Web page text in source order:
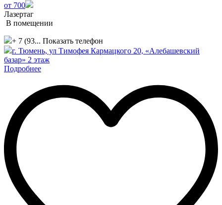
от 700
Лазертаг
В помещении
+ 7 (93... Показать телефон
г. Тюмень, ул Тимофея Кармацкого 20, «Алебашевский
базар» 2 этаж
Подробнее